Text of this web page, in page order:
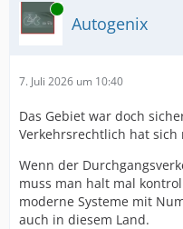
Online
Autogenix
7. Juli 2026 um 10:40
Das Gebiet war doch
Verkehrsrechtlich hat
Wenn der
muss man halt mal
moderne Systeme mit
auch in diesem Land.